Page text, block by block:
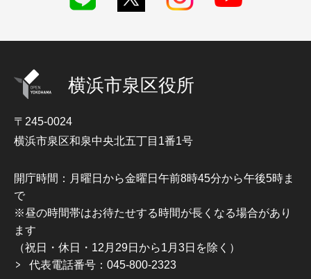
横浜市泉区役所
〒245-0024
横浜市泉区和泉中央北五丁目1番1号
開庁時間：月曜日から金曜日午前8時45分から午後5時ま
で
※昼の時間帯はお待たせする時間が長くなる場合があり
ます
（祝日・休日・12月29日から1月3日を除く）
代表電話番号：045-800-2323